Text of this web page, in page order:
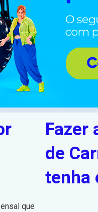
que
Fazer
de
tenha